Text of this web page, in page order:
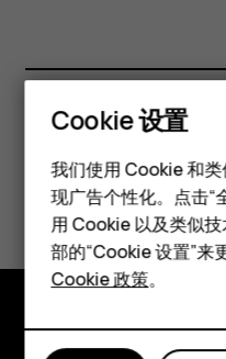
智能手机
经典手机
配件
平板电脑
此信息对您是否有帮
是 否
探索
Cookie 设置
我们使用 Cookie 和
现广告个性化。点击“
用 Cookie 以及类似
部的“Cookie 设置”来
Cookie 政策。